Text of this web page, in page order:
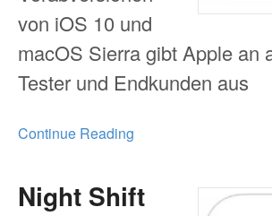
von iOS 10 und
macOS Sierra gibt Apple an
Tester und Endkunden aus
Continue Reading
Night Shift